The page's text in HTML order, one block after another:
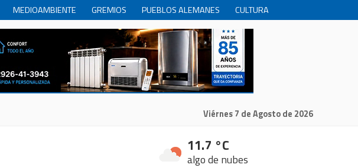
MEDIOAMBIENTE GREMIOS PUEBLOS ALEMANES
CULTURA
HISTORIA HUMOR INTERNACIONALES PRODUCCION
Viérnes 7 de Agosto de 2026
11.7 °C
algo de nubes